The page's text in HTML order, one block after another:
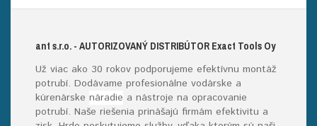
ant s.r.o. - AUTORIZOVANÝ DISTRIBÚTOR Exact Tools Oy
Už viac ako 30 rokov podporujeme efektívnu montáž
potrubí. Dodávame profesionálne vodárske a
kúrenárske náradie a nástroje na opracovanie
potrubí. Naše riešenia prinášajú firmám efektivitu a